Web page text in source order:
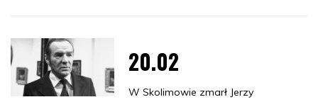
20.02
W Skolimowie zmarł Jerzy